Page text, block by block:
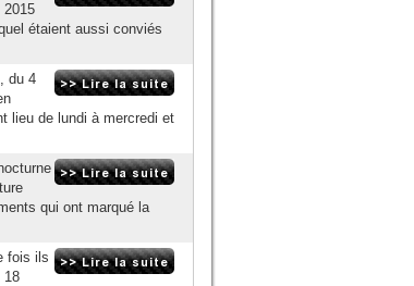
étaient aussi conviés
du 4
lieu de lundi à mercredi et
qui ont marqué la
fois ils
18